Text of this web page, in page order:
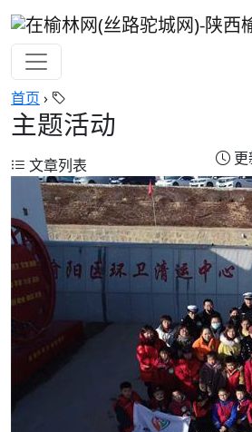
首页 ›
主题活动
文章列表